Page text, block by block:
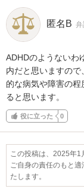
匿名B
ADHDのようないわ
内だと思いますの
的な病気や障害の
ると思います。
役に立った 0
この投稿は、2025年1
ご自身の責任のもと
たします。